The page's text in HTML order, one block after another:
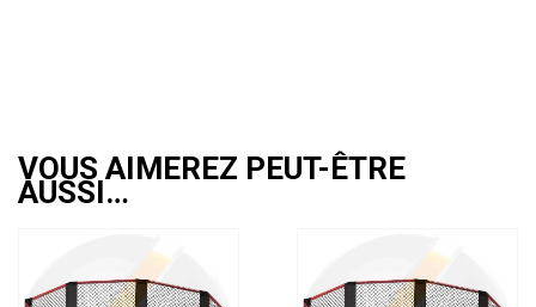
VOUS AIMEREZ PEUT-ÊTRE
AUSSI…